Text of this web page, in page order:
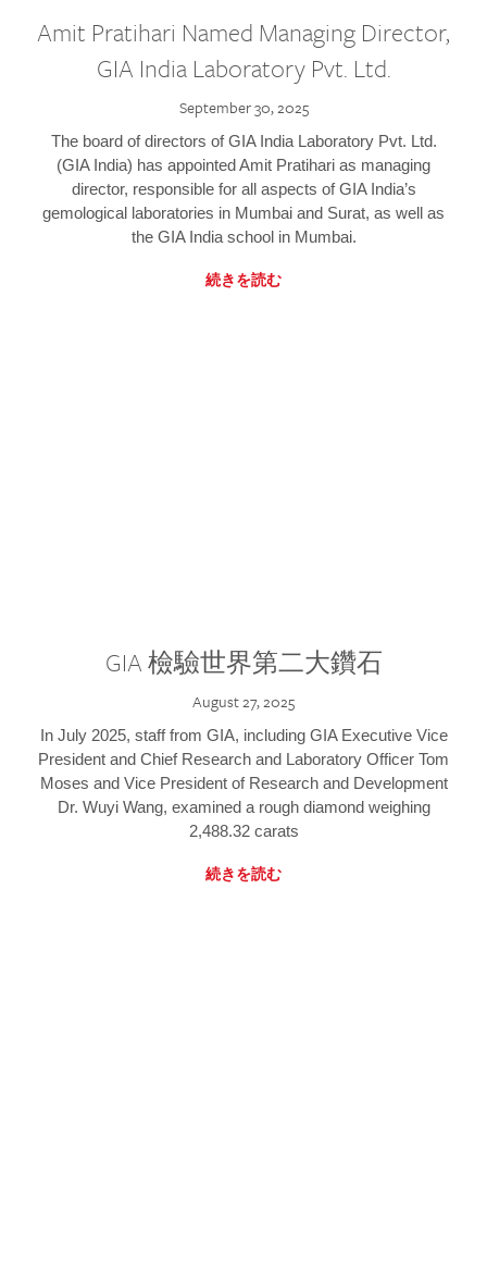
Amit Pratihari Named Managing Director,
GIA India Laboratory Pvt. Ltd.
September 30, 2025
The board of directors of GIA India Laboratory Pvt. Ltd.
(GIA India) has appointed Amit Pratihari as managing
director, responsible for all aspects of GIA India’s
gemological laboratories in Mumbai and Surat, as well as
the GIA India school in Mumbai.
続きを読む
GIA 檢驗世界第二大鑽石
August 27, 2025
In July 2025, staff from GIA, including GIA Executive Vice
President and Chief Research and Laboratory Officer Tom
Moses and Vice President of Research and Development
Dr. Wuyi Wang, examined a rough diamond weighing
2,488.32 carats
続きを読む